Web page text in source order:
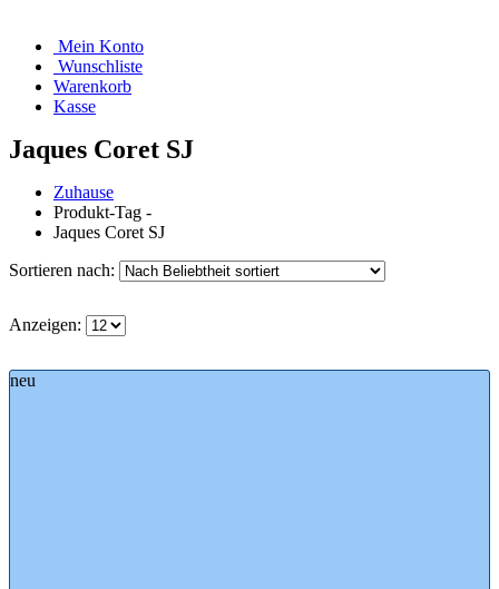
Mein Konto
Wunschliste
Warenkorb
Kasse
Jaques Coret SJ
Zuhause
Produkt-Tag -
Jaques Coret SJ
Sortieren nach:
Anzeigen:
neu